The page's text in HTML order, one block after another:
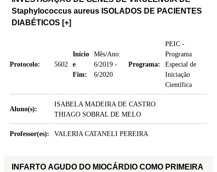
Staphylococcus aureus ISOLADOS DE PACIENTES
DIABÉTICOS [+]
Protocolo: 5602
Início
e
Fim:
Mês/Ano:
6/2019 -
6/2020
Programa:
PEIC -
Programa
Especial de
Iniciação
Científica
Aluno(s):
ISABELA MADEIRA DE CASTRO
THIAGO SOBRAL DE MELO
Professor(es): VALERIA CATANELI PEREIRA
INFARTO AGUDO DO MIOCÁRDIO COMO PRIMEIRA